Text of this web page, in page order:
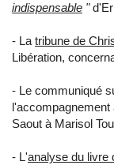
indispensable "
- La tribune de
Libération,
- Le communiqué
l'accompagnement
Saout à Marisol
- L'analyse du livre